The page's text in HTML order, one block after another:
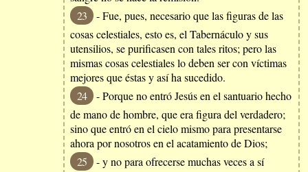
23
- Fue, pues, necesario que las figuras de las
cosas celestiales, esto es, el Tabernáculo y sus
utensilios, se purificasen con tales ritos; pero las
mismas cosas celestiales lo deben ser con víctimas
mejores que éstas y así ha sucedido.
24
- Porque no entró Jesús en el santuario hecho
de mano de hombre, que era figura del verdadero;
sino que entró en el cielo mismo para presentarse
ahora por nosotros en el acatamiento de Dios;
25
- y no para ofrecerse muchas veces a sí